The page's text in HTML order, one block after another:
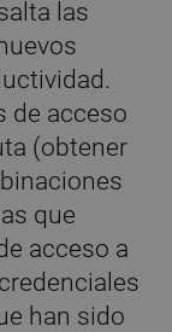
las
de acceso
(obtener
que
acceso a
han sido